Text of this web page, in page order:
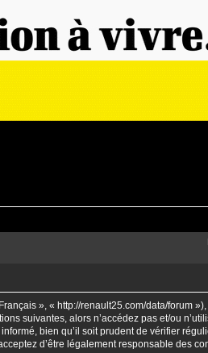
», « http://renault25.com/data/forum »),
suivantes, alors n’accédez pas et/ou
bien qu’il soit prudent de vérifier
d’être légalement responsable des